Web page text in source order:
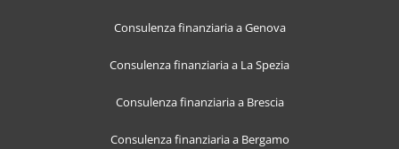
Consulenza finanziaria a Genova
Consulenza finanziaria a La Spezia
Consulenza finanziaria a Brescia
Consulenza finanziaria a Bergamo